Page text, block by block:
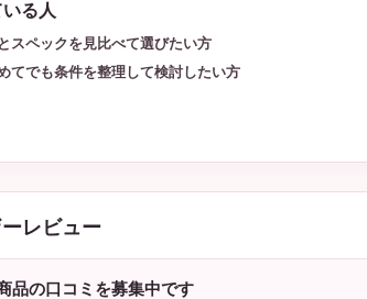
る人
スペックを見比べて選びたい方
てでも条件を整理して検討したい方
レビュー
品の口コミを募集中です